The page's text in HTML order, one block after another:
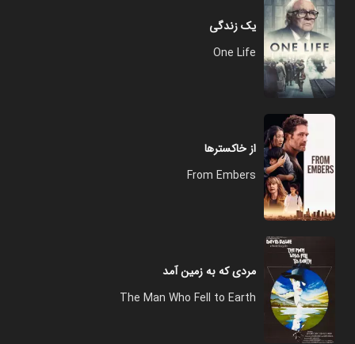
یک زندگی
One Life
از خاکسترها
From Embers
مردی که به زمین آمد
The Man Who Fell to Earth